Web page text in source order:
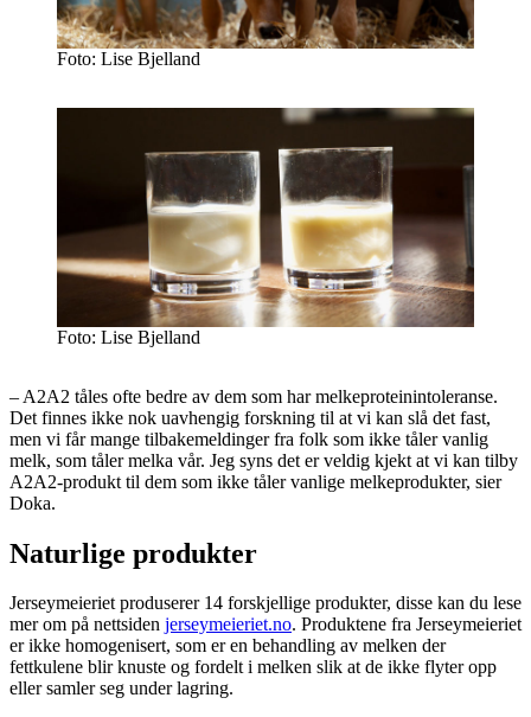
Foto: Lise Bjelland
Foto: Lise Bjelland
– A2A2 tåles ofte bedre av dem som har melkeproteinintoleranse.
Det finnes ikke nok uavhengig forskning til at vi kan slå det fast,
men vi får mange tilbakemeldinger fra folk som ikke tåler vanlig
melk, som tåler melka vår. Jeg syns det er veldig kjekt at vi kan tilby
A2A2-produkt til dem som ikke tåler vanlige melkeprodukter, sier
Doka.
Naturlige produkter
Jerseymeieriet produserer 14 forskjellige produkter, disse kan du lese
mer om på nettsiden jerseymeieriet.no. Produktene fra Jerseymeieriet
er ikke homogenisert, som er en behandling av melken der
fettkulene blir knuste og fordelt i melken slik at de ikke flyter opp
eller samler seg under lagring.